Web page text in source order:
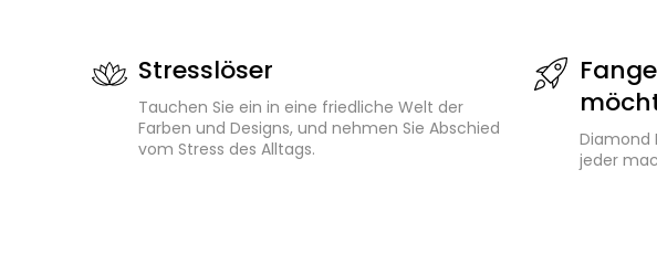
Stresslöser
Tauchen Sie ein in eine friedliche Welt der
Farben und Designs, und nehmen Sie Abschied
vom Stress des Alltags.
Diamond
jeder